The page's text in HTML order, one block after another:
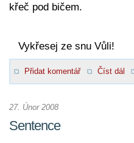
křeč pod bičem.
Vykřesej ze snu Vůli!
Přidat komentář Číst dál
27. Únor 2008
Sentence